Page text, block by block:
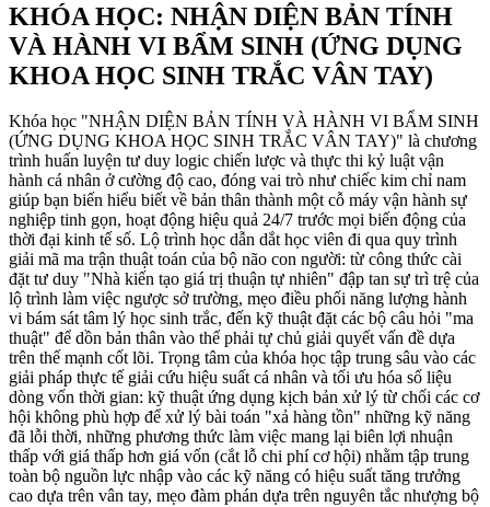
KHÓA HỌC: NHẬN DIỆN BẢN TÍNH
VÀ HÀNH VI BẨM SINH (ỨNG DỤNG
KHOA HỌC SINH TRẮC VÂN TAY)
Khóa học "NHẬN DIỆN BẢN TÍNH VÀ HÀNH VI BẨM SINH
(ỨNG DỤNG KHOA HỌC SINH TRẮC VÂN TAY)" là chương
trình huấn luyện tư duy logic chiến lược và thực thi kỷ luật vận
hành cá nhân ở cường độ cao, đóng vai trò như chiếc kim chỉ nam
giúp bạn biến hiểu biết về bản thân thành một cỗ máy vận hành sự
nghiệp tinh gọn, hoạt động hiệu quả 24/7 trước mọi biến động của
thời đại kinh tế số. Lộ trình học dẫn dắt học viên đi qua quy trình
giải mã ma trận thuật toán của bộ não con người: từ công thức cài
đặt tư duy "Nhà kiến tạo giá trị thuận tự nhiên" đập tan sự trì trệ của
lộ trình làm việc ngược sở trường, mẹo điều phối năng lượng hành
vi bám sát tâm lý học sinh trắc, đến kỹ thuật đặt các bộ câu hỏi "ma
thuật" để dồn bản thân vào thế phải tự chủ giải quyết vấn đề dựa
trên thế mạnh cốt lõi. Trọng tâm của khóa học tập trung sâu vào các
giải pháp thực tế giải cứu hiệu suất cá nhân và tối ưu hóa số liệu
dòng vốn thời gian: kỹ thuật ứng dụng kịch bản xử lý từ chối các cơ
hội không phù hợp để xử lý bài toán "xả hàng tồn" những kỹ năng
đã lỗi thời, những phương thức làm việc mang lại biên lợi nhuận
thấp với giá thấp hơn giá vốn (cắt lỗ chi phí cơ hội) nhằm tập trung
toàn bộ nguồn lực nhập vào các kỹ năng có hiệu suất tăng trưởng
cao dựa trên vân tay, mẹo đàm phán dựa trên nguyên tắc nhượng bộ